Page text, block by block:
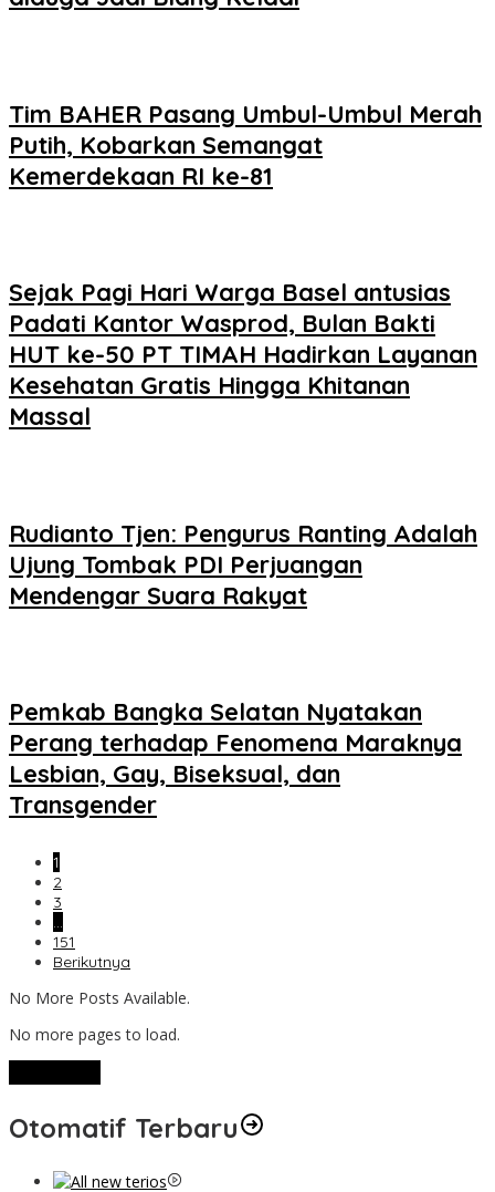
Tim BAHER Pasang Umbul-Umbul Merah
Putih, Kobarkan Semangat
Kemerdekaan RI ke-81
Sejak Pagi Hari Warga Basel antusias
Padati Kantor Wasprod, Bulan Bakti
HUT ke-50 PT TIMAH Hadirkan Layanan
Kesehatan Gratis Hingga Khitanan
Massal
Rudianto Tjen: Pengurus Ranting Adalah
Ujung Tombak PDI Perjuangan
Mendengar Suara Rakyat
Pemkab Bangka Selatan Nyatakan
Perang terhadap Fenomena Maraknya
Lesbian, Gay, Biseksual, dan
Transgender
1
2
3
…
151
Berikutnya
No More Posts Available.
No more pages to load.
Otomatif Terbaru